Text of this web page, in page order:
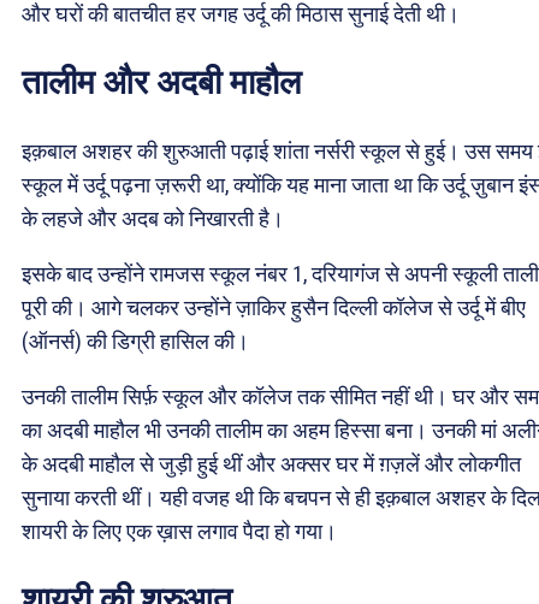
और घरों की बातचीत हर जगह उर्दू की मिठास सुनाई देती थी।
तालीम और अदबी माहौल
इक़बाल अशहर की शुरुआती पढ़ाई शांता नर्सरी स्कूल से हुई। उस समय
स्कूल में उर्दू पढ़ना ज़रूरी था, क्योंकि यह माना जाता था कि उर्दू ज़ुबान
के लहजे और अदब को निखारती है।
इसके बाद उन्होंने रामजस स्कूल नंबर 1, दरियागंज से अपनी स्कूली
पूरी की। आगे चलकर उन्होंने ज़ाकिर हुसैन दिल्ली कॉलेज से उर्दू में बीए
(ऑनर्स) की डिग्री हासिल की।
उनकी तालीम सिर्फ़ स्कूल और कॉलेज तक सीमित नहीं थी। घर और
का अदबी माहौल भी उनकी तालीम का अहम हिस्सा बना। उनकी मां
के अदबी माहौल से जुड़ी हुई थीं और अक्सर घर में ग़ज़लें और लोकगीत
सुनाया करती थीं। यही वजह थी कि बचपन से ही इक़बाल अशहर के
शायरी के लिए एक ख़ास लगाव पैदा हो गया।